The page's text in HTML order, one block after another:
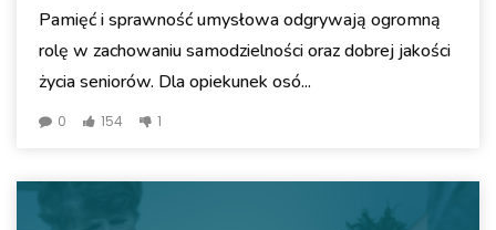
Pamięć i sprawność umysłowa odgrywają ogromną
rolę w zachowaniu samodzielności oraz dobrej jakości
życia seniorów. Dla opiekunek osó...
0 154 1